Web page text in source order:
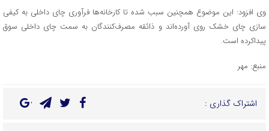
وی افزود: این موضوع همچنین سبب شده تا کارخانه‌ها فرآوری چای داخلی به کیفی
سازی چای خشک‌ روی آورده‌اند و ذائقه مصرف‌کنندگان به سمت چای داخلی سوق
پیداکرده است.
منبع: مهر
اشتراک گذاری :